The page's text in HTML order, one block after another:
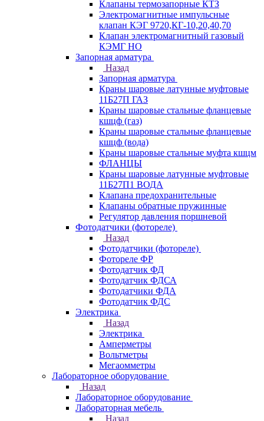
Клапаны термозапорные КТЗ
Электромагнитные импульсные
клапан КЭГ 9720,КГ-10,20,40,70
Клапан электромагнитный газовый
КЭМГ НО
Запорная арматура
Назад
Запорная арматура
Краны шаровые латунные муфтовые
11Б27П ГАЗ
Краны шаровые стальные фланцевые
кшцф (газ)
Краны шаровые стальные фланцевые
кшцф (вода)
Краны шаровые стальные муфта кшцм
ФЛАНЦЫ
Краны шаровые латунные муфтовые
11Б27П1 ВОДА
Клапана предохранительные
Клапаны обратные пружинные
Регулятор давления поршневой
Фотодатчики (фотореле)
Назад
Фотодатчики (фотореле)
Фотореле ФР
Фотодатчик ФД
Фотодатчик ФДСА
Фотодатчики ФДА
Фотодатчик ФДС
Электрика
Назад
Электрика
Амперметры
Вольтметры
Мегаомметры
Лабораторное оборудование
Назад
Лабораторное оборудование
Лабораторная мебель
Назад